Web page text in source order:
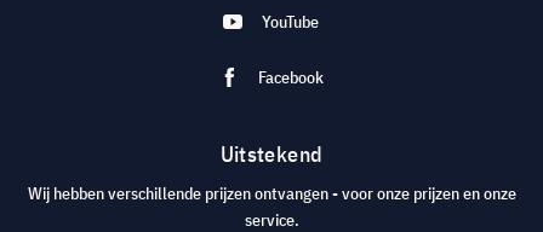
YouTube
Facebook
Uitstekend
Wij hebben verschillende prijzen ontvangen - voor onze prijzen en onze
service.